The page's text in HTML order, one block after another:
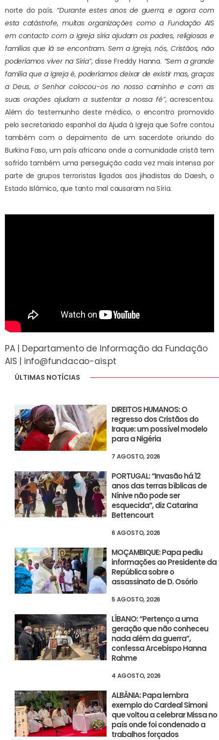
norte do país. “Durante estes anos de guerra, e agora com
esta catástrofe, muitas organizações como a Fundação AIS
em contacto com a Igreja síria ajudam os padres, religiosas e
famílias que lá se encontram. Sem a Igreja, nós, Cristãos, não
poderíamos viver na Síria”, disse Freddy Hanna. “Sem a grande
família que a Igreja é, poderíamos deixar de existir mas, graças
a Deus, o Senhor colocou-os no nosso caminho e com as
suas orações ajudam a sustentar a nossa fé”, acrescentou.
Além do testemunho deste médico, o encontro promovido
pelo secretariado espanhol da Ajuda à Igreja que Sofre contou
também com o depoimento de um sacerdote oriundo do
Burkina Faso, um país africano onde a comunidade cristã tem
sofrido também uma perseguição cada vez mais intensa por
parte de grupos terroristas ligados aos jihadistas do Daesh, o
Estado Islâmico, que tanto mal causaram na Síria.
PA | Departamento de Informação da Fundação
AIS | info@fundacao-ais.pt
ÚLTIMAS NOTÍCIAS
DIREITOS HUMANOS: O
regresso dos Cristãos do
Iraque: um possível modelo
para a Nigéria
7 AGOSTO, 2026
PORTUGAL: “Invasão há 12
anos das terras bíblicas de
Nínive não pode ser
esquecida”, diz Catarina
Bettencourt
6 AGOSTO, 2026
MOÇAMBIQUE: Papa pediu
informações ao Presidente da
República sobre o
assassinato de D. Osório
5 AGOSTO, 2026
LÍBANO: “Pertenço a uma
geração que não conheceu
nada além da guerra”,
confessa Arcebispo Hanna
Rahme
4 AGOSTO, 2026
ALBÂNIA: Papa lembra
exemplo do Cardeal Simoni
que voltou a celebrar Missa no
país onde foi condenado a
trabalhos forçados